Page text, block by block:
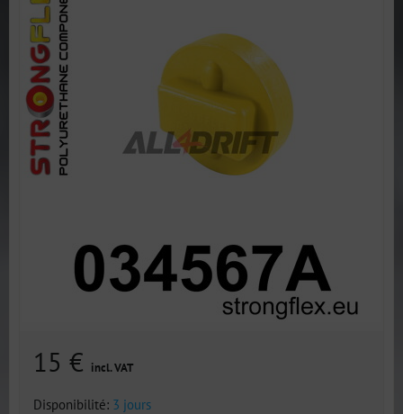
15 € incl. VAT
Disponibilité: 3 jours